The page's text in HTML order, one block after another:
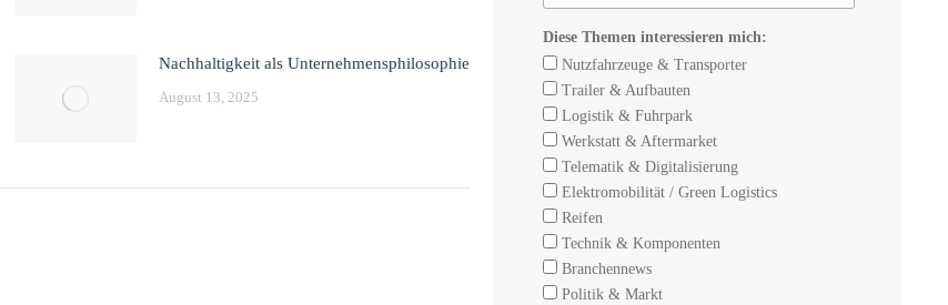
Nachhaltigkeit als Unternehmensphilosophie
August 13, 2025
Diese Themen interessieren mich:
Nutzfahrzeuge & Transporter
Trailer & Aufbauten
Logistik & Fuhrpark
Werkstatt & Aftermarket
Telematik & Digitalisierung
Elektromobilität / Green Logistics
Reifen
Technik & Komponenten
Branchennews
Politik & Markt